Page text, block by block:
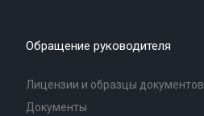
Обращение руководителя
Лицензии и образцы документов
Документы